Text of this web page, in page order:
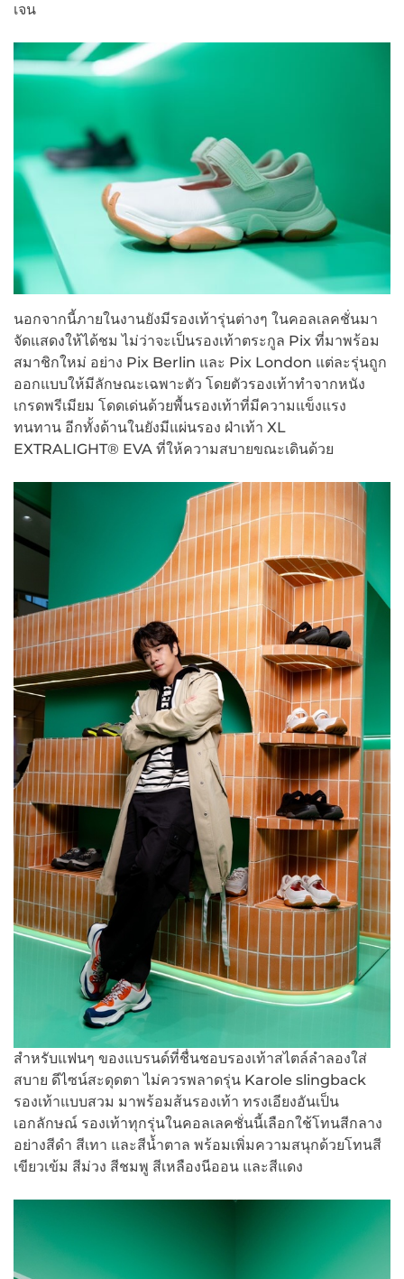
เจน
นอกจากนี้ภายในงานยังมีรองเท้ารุ่นต่างๆ ในคอลเลคชั่นมา
จัดแสดงให้ได้ชม ไม่ว่าจะเป็นรองเท้าตระกูล Pix ที่มาพร้อม
สมาชิกใหม่ อย่าง Pix Berlin และ Pix London แต่ละรุ่นถูก
ออกแบบให้มีลักษณะเฉพาะตัว โดยตัวรองเท้าทำจากหนัง
เกรดพรีเมียม โดดเด่นด้วยพื้นรองเท้าที่มีความแข็งแรง
ทนทาน อีกทั้งด้านในยังมีแผ่นรอง ฝ่าเท้า XL
EXTRALIGHT® EVA ที่ให้ความสบายขณะเดินด้วย
สำหรับแฟนๆ ของแบรนด์ที่ชื่นชอบรองเท้าสไตล์ลำลองใส่
สบาย ดีไซน์สะดุดตา ไม่ควรพลาดรุ่น Karole slingback
รองเท้าแบบสวม มาพร้อมส้นรองเท้า ทรงเอียงอันเป็น
เอกลักษณ์ รองเท้าทุกรุ่นในคอลเลคชั่นนี้เลือกใช้โทนสีกลาง
อย่างสีดำ สีเทา และสีน้ำตาล พร้อมเพิ่มความสนุกด้วยโทนสี
เขียวเข้ม สีม่วง สีชมพู สีเหลืองนีออน และสีแดง